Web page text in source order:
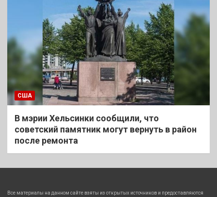
США
В мэрии Хельсинки сообщили, что
советский памятник могут вернуть в район
после ремонта
Все материалы на данном сайте взяты из открытых источников и предоставляются